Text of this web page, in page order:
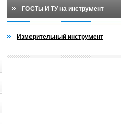
ГОСТы И ТУ на инструмент
Измерительный инструмент